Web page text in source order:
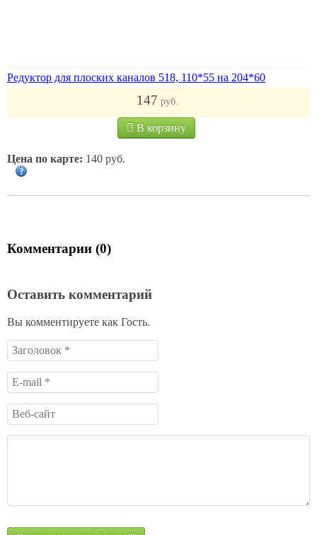
Редуктор для плоских каналов 518, 110*55 на 204*60
147 руб.
В корзину
Цена по карте: 140 руб.
Комментарии (0)
Оставить комментарий
Вы комментируете как Гость.